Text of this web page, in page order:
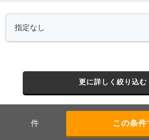
更に詳しく絞り込む
件